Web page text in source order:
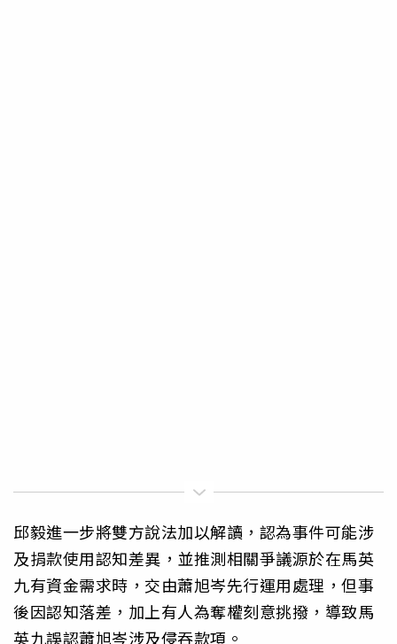
邱毅進一步將雙方說法加以解讀，認為事件可能涉
及捐款使用認知差異，並推測相關爭議源於在馬英
九有資金需求時，交由蕭旭岑先行運用處理，但事
後因認知落差，加上有人為奪權刻意挑撥，導致馬
英九誤認蕭旭岑涉及侵吞款項。